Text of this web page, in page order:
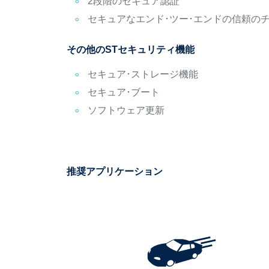
セキュアなエンド･ツー･エンドの信頼の
その他のSTセキュリティ機能
セキュア･ストレージ機能
セキュア･ブート
ソフトウェア更新
推奨アプリケーション